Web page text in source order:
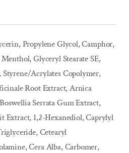
Propylene Glycol, Camphor,
Glyceryl Stearate SE,
Acrylates Copolymer,
Root Extract, Arnica
Serrata Gum Extract,
Extract, 1,2-Hexanediol, Caprylyl
Cetearyl
Cera Alba, Carbomer,